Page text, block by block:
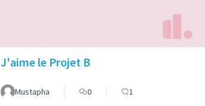
J'aime le Projet B
Mustapha 0 1